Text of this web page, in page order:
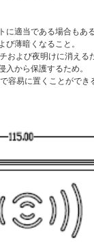
適当である場合もある
薄暗くなること。
および夜明けに消える
から保護するため。
容易に置くことができ